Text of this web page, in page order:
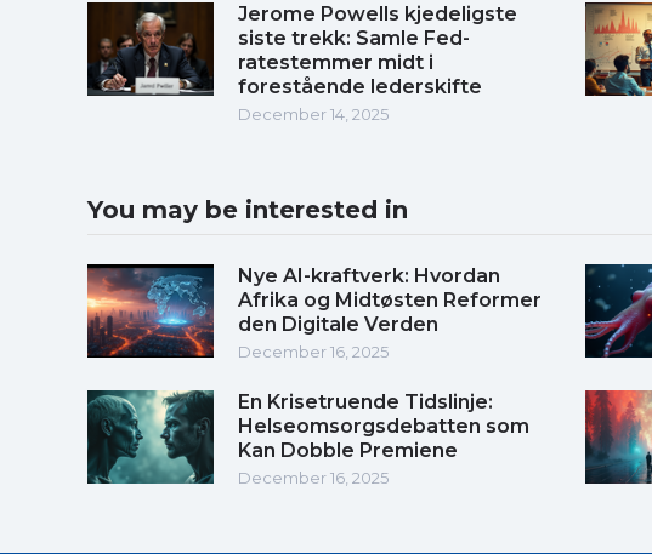
Jerome Powells kjedeligste
siste trekk: Samle Fed-
ratestemmer midt i
forestående lederskifte
December 14, 2025
You may be interested in
Nye AI-kraftverk: Hvordan
Afrika og Midtøsten Reformer
den Digitale Verden
December 16, 2025
En Krisetruende Tidslinje:
Helseomsorgsdebatten som
Kan Dobble Premiene
December 16, 2025